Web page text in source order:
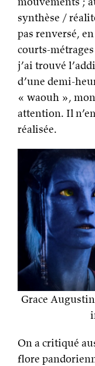
synthèse /
pas renversé,
courts-
j’ai trouvé
d’une demi-
« waouh »,
attention. Il
réalisée.
Grace
On a critiqué
flore